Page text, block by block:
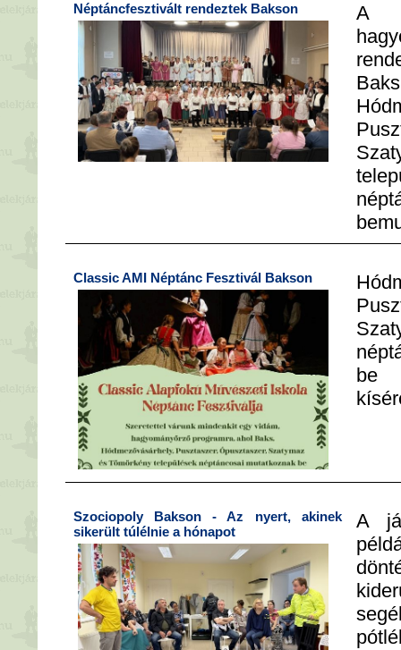
Néptáncfesztivált rendeztek Bakson
A
Classic AMI Néptánc Fesztivál Bakson
be
Szociopoly Bakson - Az nyert, akinek
sikerült túlélnie a hónapot
A